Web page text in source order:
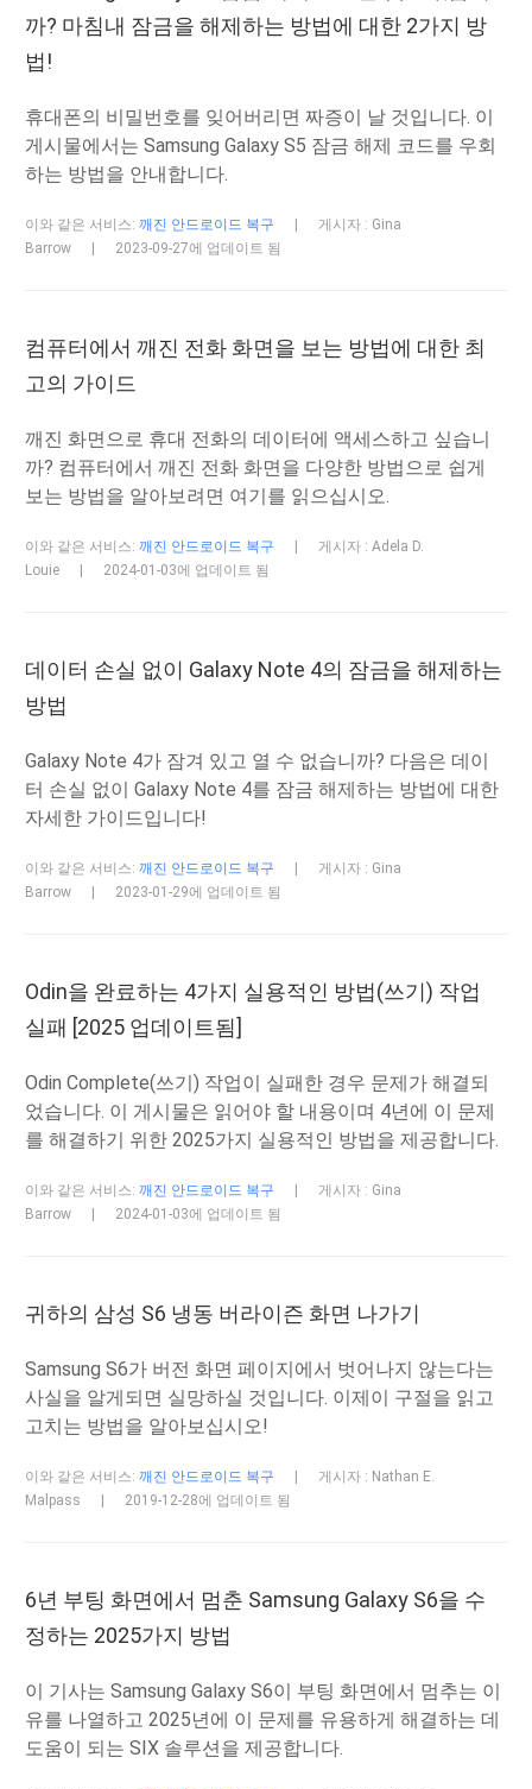
까? 마침내 잠금을 해제하는 방법에 대한 2가지 방
법!
휴대폰의 비밀번호를 잊어버리면 짜증이 날 것입니다. 이
게시물에서는 Samsung Galaxy S5 잠금 해제 코드를 우회
하는 방법을 안내합니다.
이와 같은 서비스:깨진 안드로이드 복구
게시자 : Gina
Barrow
2023-09-27에 업데이트 됨
컴퓨터에서 깨진 전화 화면을 보는 방법에 대한 최
고의 가이드
깨진 화면으로 휴대 전화의 데이터에 액세스하고 싶습니
까? 컴퓨터에서 깨진 전화 화면을 다양한 방법으로 쉽게
보는 방법을 알아보려면 여기를 읽으십시오.
이와 같은 서비스:깨진 안드로이드 복구
게시자 : Adela D.
Louie
2024-01-03에 업데이트 됨
데이터 손실 없이 Galaxy Note 4의 잠금을 해제하는
방법
Galaxy Note 4가 잠겨 있고 열 수 없습니까? 다음은 데이
터 손실 없이 Galaxy Note 4를 잠금 해제하는 방법에 대한
자세한 가이드입니다!
이와 같은 서비스:깨진 안드로이드 복구
게시자 : Gina
Barrow
2023-01-29에 업데이트 됨
Odin을 완료하는 4가지 실용적인 방법(쓰기) 작업
실패 [2025 업데이트됨]
Odin Complete(쓰기) 작업이 실패한 경우 문제가 해결되
었습니다. 이 게시물은 읽어야 할 내용이며 4년에 이 문제
를 해결하기 위한 2025가지 실용적인 방법을 제공합니다.
이와 같은 서비스:깨진 안드로이드 복구
게시자 : Gina
Barrow
2024-01-03에 업데이트 됨
귀하의 삼성 S6 냉동 버라이즌 화면 나가기
Samsung S6가 버전 화면 페이지에서 벗어나지 않는다는
사실을 알게되면 실망하실 것입니다. 이제이 구절을 읽고
고치는 방법을 알아보십시오!
이와 같은 서비스:깨진 안드로이드 복구
게시자 : Nathan E.
Malpass
2019-12-28에 업데이트 됨
6년 부팅 화면에서 멈춘 Samsung Galaxy S6을 수
정하는 2025가지 방법
이 기사는 Samsung Galaxy S6이 부팅 화면에서 멈추는 이
유를 나열하고 2025년에 이 문제를 유용하게 해결하는 데
도움이 되는 SIX 솔루션을 제공합니다.